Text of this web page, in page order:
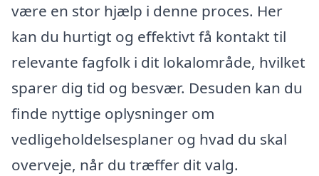
være en stor hjælp i denne proces. Her
kan du hurtigt og effektivt få kontakt til
relevante fagfolk i dit lokalområde, hvilket
sparer dig tid og besvær. Desuden kan du
finde nyttige oplysninger om
vedligeholdelsesplaner og hvad du skal
overveje, når du træffer dit valg.